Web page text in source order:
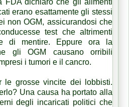
erano esattamente gli stessi
non OGM, assicurandosi che
test che altrimenti
di mentire. Eppure ora la
gli OGM causano orribili
i tumori e il cancro.
le grosse vincite dei lobbisti.
Una causa ha portato alla
degli incaricati politici che